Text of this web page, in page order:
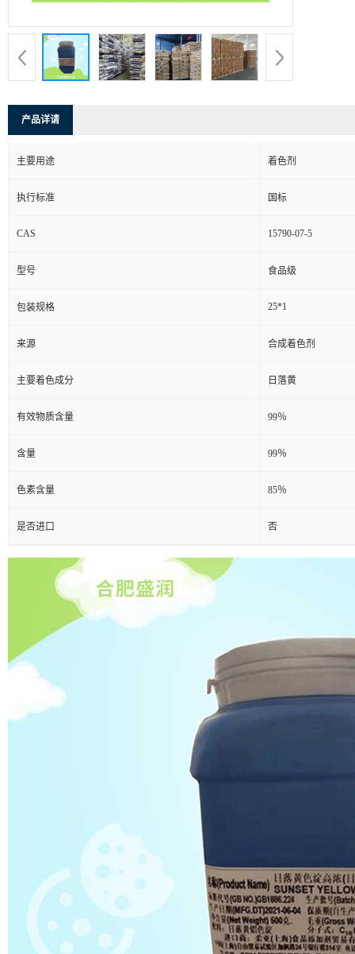
产品详请
主要用途 着色剂
执行标准 国标
CAS 15790-07-5
型号 食品级
包装规格 25*1
来源 合成着色剂
主要着色成分 日落黄
有效物质含量 99％
含量 99％
色素含量 85％
是否进口 否